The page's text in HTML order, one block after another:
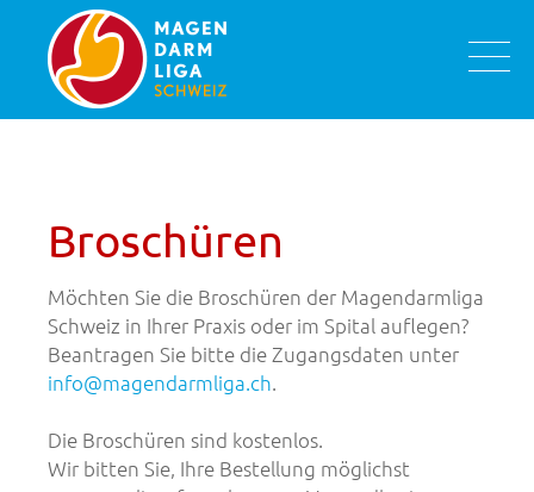
Broschüren
Möchten Sie die Broschüren der Magendarmliga
Schweiz in Ihrer Praxis oder im Spital auflegen?
Beantragen Sie bitte die Zugangsdaten unter
info@magendarmliga.ch.
Die Broschüren sind kostenlos.
Wir bitten Sie, Ihre Bestellung möglichst